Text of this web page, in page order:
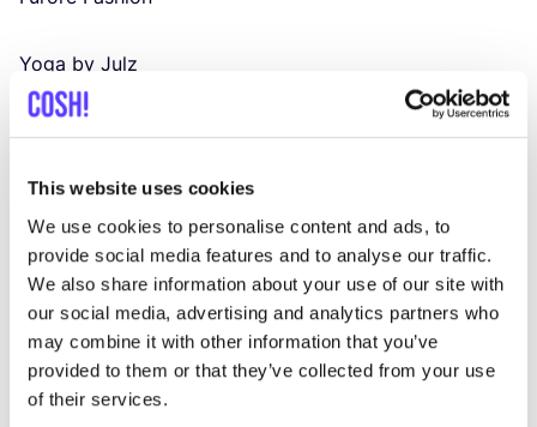
This website uses cookies
We use cookies to personalise content and ads, to
provide social media features and to analyse our traffic.
We also share information about your use of our site with
our social media, advertising and analytics partners who
may combine it with other information that you’ve
provided to them or that they’ve collected from your use
of their services.
Yoga by Julz
Et main­te­nant, à vous de vous lan­cer dans l’éco-
responsabilité !
Envoyez-nous un message pour plus
d'informations ou prenez rendez-vous dès
maintenant.